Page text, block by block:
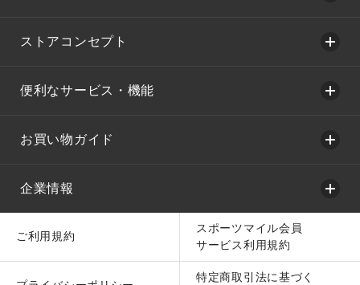
ストアコンセプト
便利なサービス・機能
お買い物ガイド
企業情報
ご利用規約
スポーツマイル会員
サービス利用規約
特定商取引法に基づく